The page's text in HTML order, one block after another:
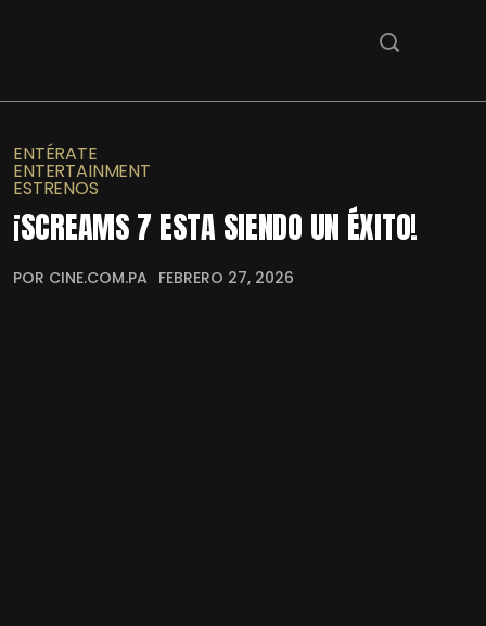
ENTÉRATE
ENTERTAINMENT
ESTRENOS
¡SCREAMS 7 ESTA SIENDO UN ÉXITO!
POR CINE.COM.PA FEBRERO 27, 2026